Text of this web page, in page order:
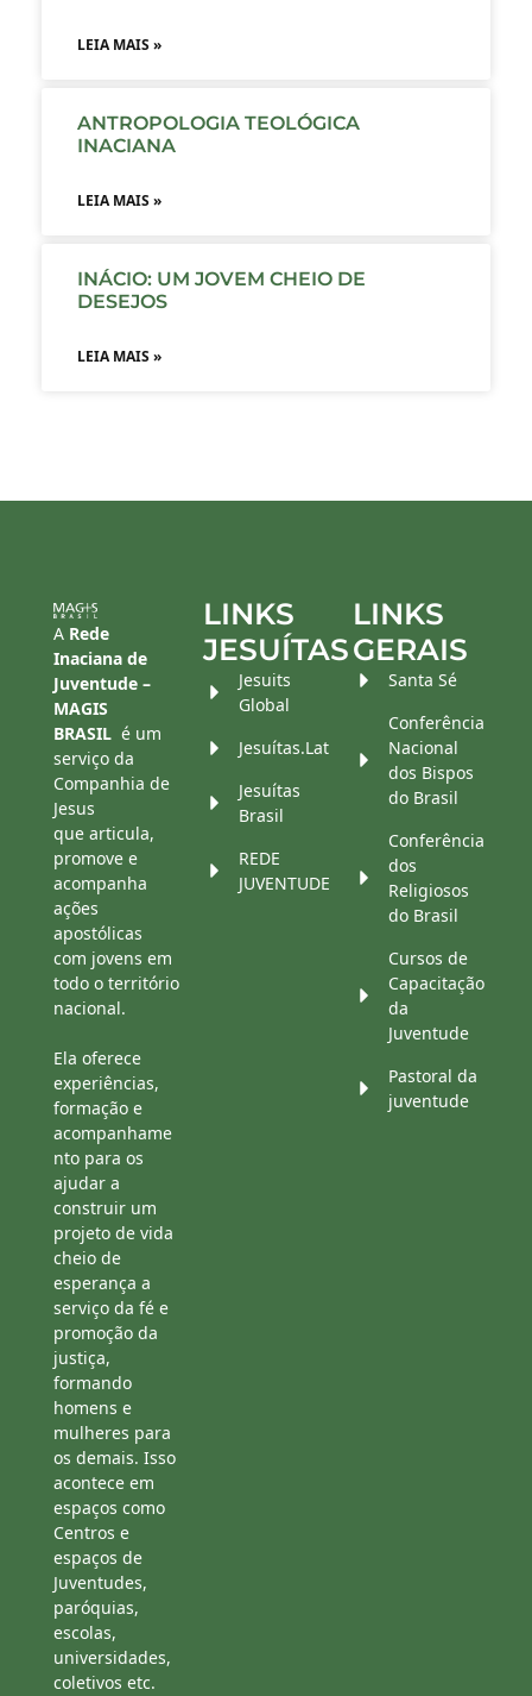
LEIA MAIS »
ANTROPOLOGIA TEOLÓGICA
INACIANA
LEIA MAIS »
INÁCIO: UM JOVEM CHEIO DE
DESEJOS
LEIA MAIS »
A Rede
Inaciana de
Juventude –
MAGIS
BRASIL é um
serviço da
Companhia de
Jesus
que articula,
promove e
acompanha
ações
apostólicas
com jovens em
todo o território
nacional.
Ela oferece
experiências,
formação e
acompanhame
nto para os
ajudar a
construir um
projeto de vida
cheio de
esperança a
serviço da fé e
promoção da
justiça,
formando
homens e
mulheres para
os demais. Isso
acontece em
espaços como
Centros e
espaços de
Juventudes,
paróquias,
escolas,
universidades,
coletivos etc.
LINKS
JESUÍTAS
Jesuits
Global
Jesuítas.Lat
Jesuítas
Brasil
REDE
JUVENTUDE
LINKS
GERAIS
Santa Sé
Conferência
Nacional
dos Bispos
do Brasil
Conferência
dos
Religiosos
do Brasil
Cursos de
Capacitação
da
Juventude
Pastoral da
juventude